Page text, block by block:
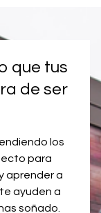
que tus
de ser
los
para
aprender a
ayuden a
soñado.